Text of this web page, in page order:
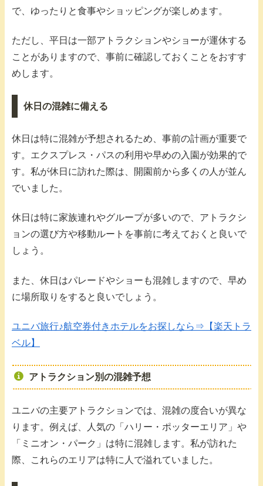
で、ゆったりと食事やショッピングが楽しめます。
ただし、平日は一部アトラクションやショーが運休する
ことがありますので、事前に確認しておくことをおすす
めします。
休日の混雑に備える
休日は特に混雑が予想されるため、事前の計画が重要で
す。エクスプレス・パスの利用や早めの入園が効果的で
す。私が休日に訪れた際は、開園前から多くの人が並ん
でいました。
休日は特に家族連れやグループが多いので、アトラクシ
ョンの選び方や移動ルートを事前に考えておくと良いで
しょう。
また、休日はパレードやショーも混雑しますので、早め
に場所取りをすると良いでしょう。
ユニバ旅行♪航空券付きホテルをお探しなら⇒【楽天トラ
ベル】
アトラクション別の混雑予想
ユニバの主要アトラクションでは、混雑の度合いが異な
ります。例えば、人気の「ハリー・ポッターエリア」や
「ミニオン・パーク」は特に混雑します。私が訪れた
際、これらのエリアは特に人で溢れていました。